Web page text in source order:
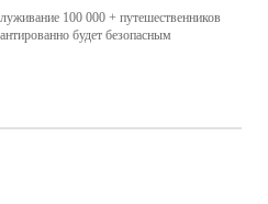
100 000 + путешественников
будет безопасным